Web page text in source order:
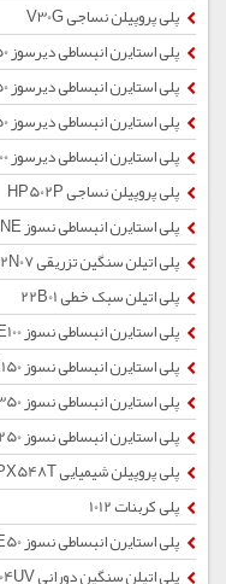
پلی پروپیلن نساجی V30G
پلی استایرن انبساطی دیرسوز SE150
پلی استایرن انبساطی دیرسوز SE350
پلی استایرن انبساطی دیرسوز SE250
پلی استایرن انبساطی دیرسوز SE100
پلی پروپیلن نساجی HP502P
پلی استایرن انبساطی نسوز SE FINE
پلی اتیلن سنگین تزریقی 62N07
پلی اتیلن سبک خطی 22B01
پلی استایرن انبساطی نسوز SE100
پلی استایرن انبساطی نسوز SE150
پلی استایرن انبساطی نسوز SE350
پلی استایرن انبساطی نسوز SE250
پلی پروپیلن شیمیایی EPX548T
پلی کربنات 1012
پلی استایرن انبساطی نسوز SE50
پلی اتیلن سنگین دورانی 38504UV